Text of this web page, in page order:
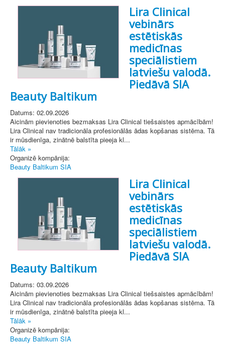
Lira Clinical
vebinārs
estētiskās
medicīnas
speciālistiem
latviešu valodā.
Piedāvā SIA
Beauty Baltikum
Datums: 02.09.2026
Aicinām pievienoties bezmaksas Lira Clinical tiešsaistes apmācībām!
Lira Clinical nav tradicionāla profesionālās ādas kopšanas sistēma. Tā
ir mūsdienīga, zinātnē balstīta pieeja kl...
Tālāk »
Organizē kompānija:
Beauty Baltikum SIA
Lira Clinical
vebinārs
estētiskās
medicīnas
speciālistiem
latviešu valodā.
Piedāvā SIA
Beauty Baltikum
Datums: 03.09.2026
Aicinām pievienoties bezmaksas Lira Clinical tiešsaistes apmācībām!
Lira Clinical nav tradicionāla profesionālās ādas kopšanas sistēma. Tā
ir mūsdienīga, zinātnē balstīta pieeja kl...
Tālāk »
Organizē kompānija:
Beauty Baltikum SIA